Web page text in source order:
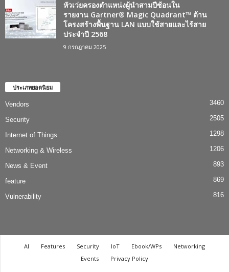
หัวเว่ยครองตำแหน่งผู้นำสามปีซ้อนใน
รายงาน Gartner® Magic Quadrant™ ด้าน
โครงสร้างพื้นฐาน LAN แบบใช้สายและไร้สาย
ประจำปี 2568
9 กรกฎาคม 2025
ประเภทยอดนิยม
Vendors 3460
Security 2505
Internet of Things 1298
Networking & Wireless 1206
News & Event 893
feature 869
Vulnerability 816
AI Features Security IoT Ebook/WPs
Networking
Events
Privacy Policy